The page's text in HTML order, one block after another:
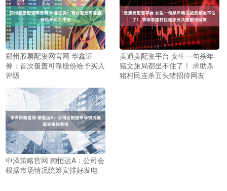
郑州股票配资网官网 华鑫证
券：首次覆盖可靠股份给予买入
评级
美通美配资平台 女生一句杀年
猪文旅局都坐不住了！ 求助杀
猪村民连杀五头猪招待网友
中泽策略官网 穗恒运A：公司会
根据市场情况统筹安排好发电